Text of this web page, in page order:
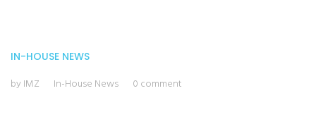
IN-HOUSE NEWS
by IMZ In-House News 0 comment